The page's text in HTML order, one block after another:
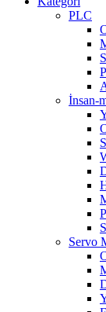
PLC
İnsan-
Servo